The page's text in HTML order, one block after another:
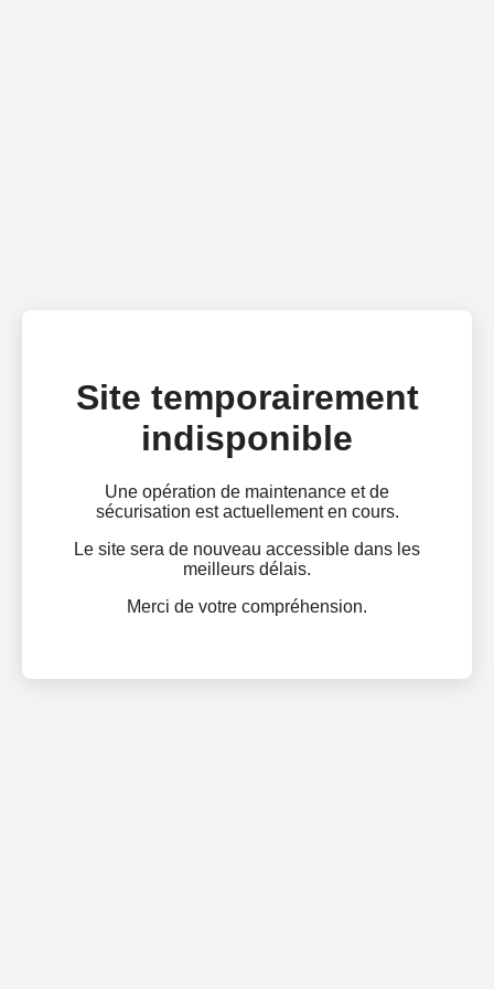
Site temporairement
indisponible
Une opération de maintenance et de
sécurisation est actuellement en cours.
Le site sera de nouveau accessible dans les
meilleurs délais.
Merci de votre compréhension.